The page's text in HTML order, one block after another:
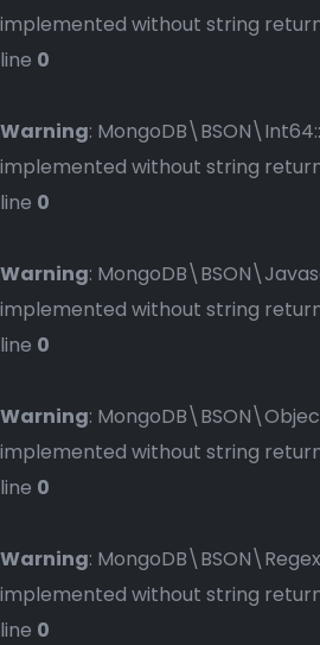
implemented without string
line 0
Warning:
implemented without string
line 0
Warning:
implemented without string
line 0
Warning:
implemented without string
line 0
Warning:
implemented without string
line 0